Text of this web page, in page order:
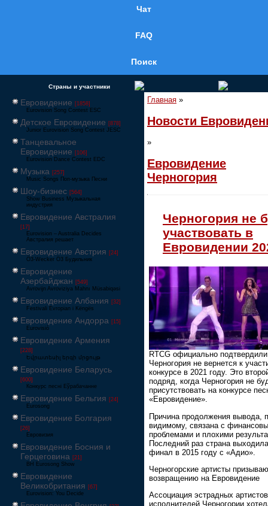
Чат
FAQ
Поиск
Страны и участники
Евровидение [1858]
Eurovision Song Contest ESC
Детское Евровидение [878]
Junior Eurovision Song Contest JESC
Танцевальное
Евровидение [106]
Eurovision Dance Contest EDC
Музыка [257]
Music Songs Поп-музыка Песни
Шоу-бизнес [564]
Show Business Музыкальная
индустрия
Евровидение Австралия
[17]
Eurovision – Australia Decides
Австралия решает
Евровидение Австрия [24]
Ö3-Wecker Ö3 Будильник
Евровидение
Азербайджан [549]
Avrovijn Avroviziya Mahnı Müsabiqəsi
Евровидение Албания [32]
Festivali Evropian i Këngës
Евровидение Андорра [15]
Eurovisió
Евровидение Армения
[228]
Եվրատեսիլ երգի մրցույթ
Евровидение Беларусь
[600]
Конкурс песні Еўрабачанне
Евровидение Бельгия [24]
Eurosong
Евровидение Болгария
[26]
Евровизия
Евровидение Босния и
Герцеговина [21]
BH Eurosong Show
Евровидение
Великобритания [67]
Eurovision: You Decide
Главная »
Новости
»
Евровидение
Черногория
Черногория не
участвовать в
Евровидении
RTCG официально
Черногория не вернется к
конкурсе в 2021 году. Это
подряд, когда Черногория не
присутствовать на конкурсе
«Евровидение».
Причина продолжения вывода,
видимому, связана с
проблемами и плохими
Последний раз страна
финал в 2015 году с «Адио».
Черногорские артисты
возвращению на Евровидение
Ассоциация эстрадных
исполнителей Черногории